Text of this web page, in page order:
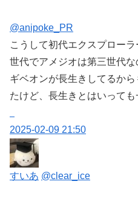
@anipoke_PR
こうして初代エクスプロー
世代でアメジオは第三世代な
ギベオンが長生きしてるか
たけど、長生きとはいっても
2025-02-09 21:50
すいあ @clear_ice